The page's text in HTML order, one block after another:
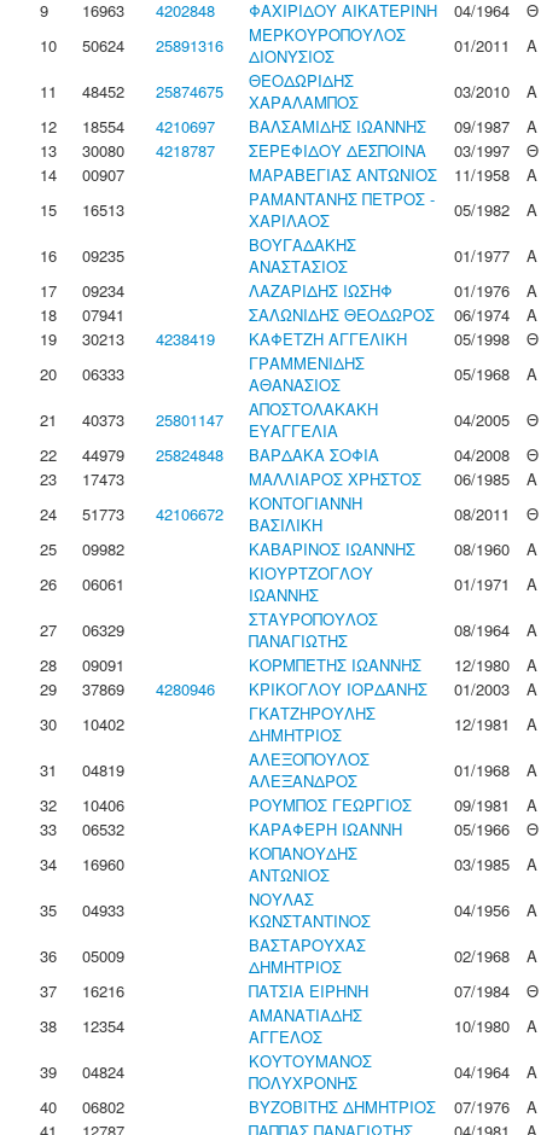
9
16963 4202848 ΦΑΧΙΡΙΔΟΥ ΑΙΚΑΤΕΡΙΝΗ 04/1964
Θ
10
50624 25891316
ΜΕΡΚΟΥΡΟΠΟΥΛΟΣ
ΔΙΟΝΥΣΙΟΣ
01/2011
Α
11
48452 25874675
ΘΕΟΔΩΡΙΔΗΣ
ΧΑΡΑΛΑΜΠΟΣ
03/2010
Α
12
18554 4210697 ΒΑΛΣΑΜΙΔΗΣ ΙΩΑΝΝΗΣ 09/1987
Α
13
30080 4218787 ΣΕΡΕΦΙΔΟΥ ΔΕΣΠΟΙΝΑ 03/1997
Θ
14
00907 ΜΑΡΑΒΕΓΙΑΣ ΑΝΤΩΝΙΟΣ 11/1958
Α
15
16513
ΡΑΜΑΝΤΑΝΗΣ ΠΕΤΡΟΣ -
ΧΑΡΙΛΑΟΣ
05/1982
Α
16
09235
ΒΟΥΓΑΔΑΚΗΣ
ΑΝΑΣΤΑΣΙΟΣ
01/1977
Α
17
09234 ΛΑΖΑΡΙΔΗΣ ΙΩΣΗΦ 01/1976
Α
18
07941 ΣΑΛΩΝΙΔΗΣ ΘΕΟΔΩΡΟΣ 06/1974
Α
19
30213 4238419 ΚΑΦΕΤΖΗ ΑΓΓΕΛΙΚΗ 05/1998
Θ
20
06333
ΓΡΑΜΜΕΝΙΔΗΣ
ΑΘΑΝΑΣΙΟΣ
05/1968
Α
21
40373 25801147
ΑΠΟΣΤΟΛΑΚΑΚΗ
ΕΥΑΓΓΕΛΙΑ
04/2005
Θ
22
44979 25824848 ΒΑΡΔΑΚΑ ΣΟΦΙΑ 04/2008
Θ
23
17473 ΜΑΛΛΙΑΡΟΣ ΧΡΗΣΤΟΣ 06/1985
Α
24
51773 42106672
ΚΟΝΤΟΓΙΑΝΝΗ
ΒΑΣΙΛΙΚΗ
08/2011
Θ
25
09982 ΚΑΒΑΡΙΝΟΣ ΙΩΑΝΝΗΣ 08/1960
Α
26
06061
ΚΙΟΥΡΤΖΟΓΛΟΥ
ΙΩΑΝΝΗΣ
01/1971
Α
27
06329
ΣΤΑΥΡΟΠΟΥΛΟΣ
ΠΑΝΑΓΙΩΤΗΣ
08/1964
Α
28
09091 ΚΟΡΜΠΕΤΗΣ ΙΩΑΝΝΗΣ 12/1980
Α
29
37869 4280946 ΚΡΙΚΟΓΛΟΥ ΙΟΡΔΑΝΗΣ 01/2003
Α
30
10402
ΓΚΑΤΖΗΡΟΥΛΗΣ
ΔΗΜΗΤΡΙΟΣ
12/1981
Α
31
04819
ΑΛΕΞΟΠΟΥΛΟΣ
ΑΛΕΞΑΝΔΡΟΣ
01/1968
Α
32
10406 ΡΟΥΜΠΟΣ ΓΕΩΡΓΙΟΣ 09/1981
Α
33
06532 ΚΑΡΑΦΕΡΗ ΙΩΑΝΝΗ 05/1966
Θ
34
16960
ΚΟΠΑΝΟΥΔΗΣ
ΑΝΤΩΝΙΟΣ
03/1985
Α
35
04933
ΝΟΥΛΑΣ
ΚΩΝΣΤΑΝΤΙΝΟΣ
04/1956
Α
36
05009
ΒΑΣΤΑΡΟΥΧΑΣ
ΔΗΜΗΤΡΙΟΣ
02/1968
Α
37
16216 ΠΑΤΣΙΑ ΕΙΡΗΝΗ 07/1984
Θ
38
12354
ΑΜΑΝΑΤΙΑΔΗΣ
ΑΓΓΕΛΟΣ
10/1980
Α
39
04824
ΚΟΥΤΟΥΜΑΝΟΣ
ΠΟΛΥΧΡΟΝΗΣ
04/1964
Α
40
06802 ΒΥΖΟΒΙΤΗΣ ΔΗΜΗΤΡΙΟΣ 07/1976
Α